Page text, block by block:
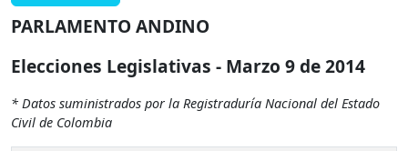
PARLAMENTO ANDINO
Elecciones Legislativas - Marzo 9 de 2014
* Datos suministrados por la Registraduría Nacional del Estado
Civil de Colombia